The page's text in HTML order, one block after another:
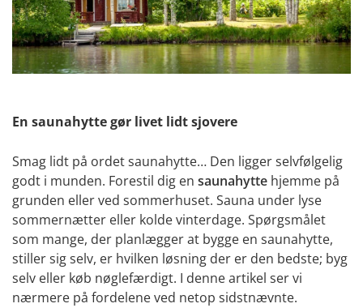
En saunahytte gør livet lidt sjovere
Smag lidt på ordet saunahytte… Den ligger selvfølgelig
godt i munden. Forestil dig en saunahytte hjemme på
grunden eller ved sommerhuset. Sauna under lyse
sommernætter eller kolde vinterdage. Spørgsmålet
som mange, der planlægger at bygge en saunahytte,
stiller sig selv, er hvilken løsning der er den bedste; byg
selv eller køb nøglefærdigt. I denne artikel ser vi
nærmere på fordelene ved netop sidstnævnte.